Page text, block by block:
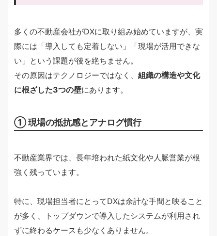
多くの不動産会社がDXに取り組み始めていますが、実
際には「導入しても定着しない」「現場が活用できな
い」という課題が後を絶ちません。
その原因はテクノロジーではなく、 組織の構造や文化
に根ざした3つの壁にあります。
① 現場の抵抗感とアナログ慣行
不動産業界では、長年培われた紙文化や人脈営業が根
強く残っています。
特に、現場担当者にとってDXは余計な手間と映ること
が多く、トップダウンで導入したシステムが利用され
ずに終わるケースも少なくありません。